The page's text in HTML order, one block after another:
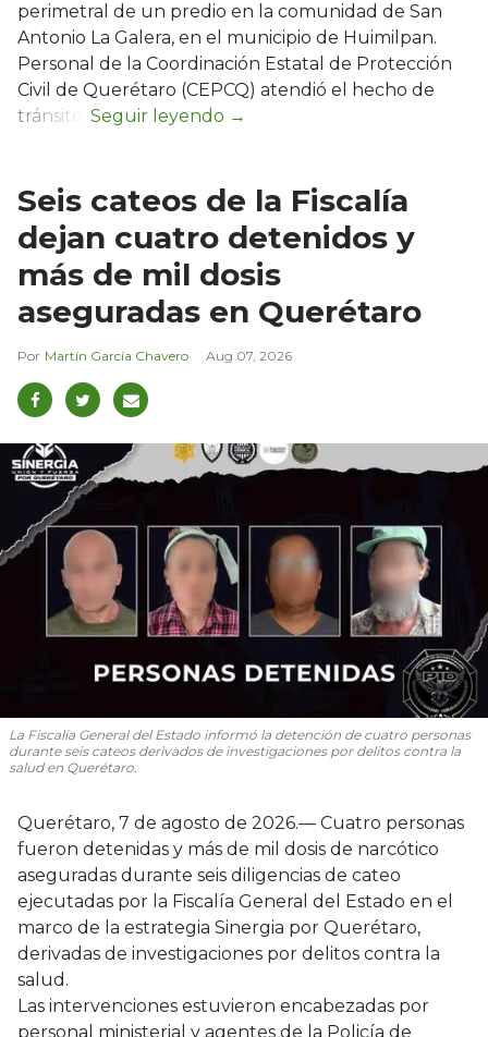
perimetral de un predio en la comunidad de San
Antonio La Galera, en el municipio de Huimilpan.
Personal de la Coordinación Estatal de Protección
Civil de Querétaro (CEPCQ) atendió el hecho de
tránsito.
Seis cateos de la Fiscalía
dejan cuatro detenidos y
más de mil dosis
aseguradas en Querétaro
Martín García Chavero Aug 07, 2026
La Fiscalía General del Estado informó la detención de cuatro personas
durante seis cateos derivados de investigaciones por delitos contra la
salud en Querétaro.
Querétaro, 7 de agosto de 2026.— Cuatro personas
fueron detenidas y más de mil dosis de narcótico
aseguradas durante seis diligencias de cateo
ejecutadas por la Fiscalía General del Estado en el
marco de la estrategia Sinergia por Querétaro,
derivadas de investigaciones por delitos contra la
salud.
Las intervenciones estuvieron encabezadas por
personal ministerial y agentes de la Policía de